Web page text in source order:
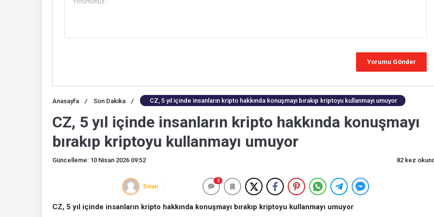
Anasayfa / Son Dakika / CZ, 5 yıl içinde insanların kripto hakkında konuşmayı bırakıp kriptoyu kullanmayı umuyor
CZ, 5 yıl içinde insanların kripto hakkında konuşmayı
bırakıp kriptoyu kullanmayı umuyor
Güncelleme: 10 Nisan 2026 09:52 82 kez
Sinan
0
CZ, 5 yıl içinde insanların kripto hakkında konuşmayı bırakıp kriptoyu kullanmayı umuyor